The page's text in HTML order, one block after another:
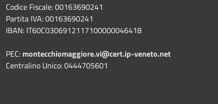
Codice Fiscale: 00163690241
Partita IVA: 00163690241
IBAN: IT60C0306912117100000046418
PEC: montecchiomaggiore.vi@cert.ip-veneto.net
Centralino Unico: 0444705601